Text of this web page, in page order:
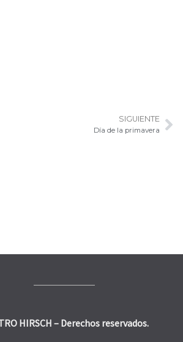
SIGUIENTE
Día de la primavera
HIRSCH – Derechos reservados.